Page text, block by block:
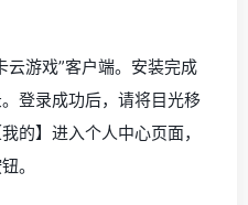
云游戏”客户端。安装完成
登录成功后，请将目光移
的】进入个人中心页面，
。